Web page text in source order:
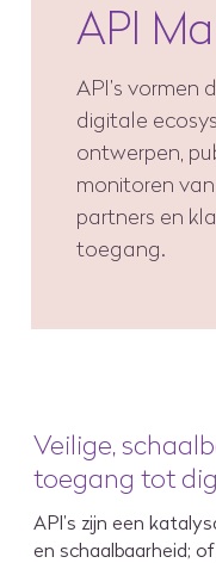
API
API’s vormen
digitale
ontwerpen,
monitoren van
partners en
toegang.
Veilige,
toegang tot
API’s zijn een
en schaalbaarheid;